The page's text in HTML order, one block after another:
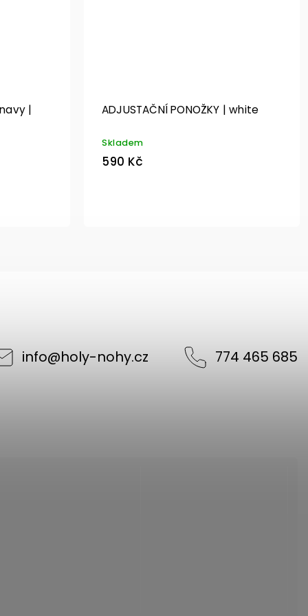
| ADJUSTAČNÍ PONOŽKY | white
Skladem
590 Kč
info@holy-nohy.cz 774 465 685